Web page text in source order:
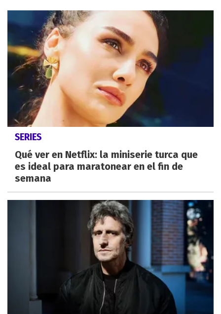
SERIES
Qué ver en Netflix: la miniserie turca que
es ideal para maratonear en el fin de
semana